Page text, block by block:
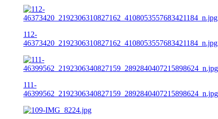
112-
46373420_2192306310827162_4108053557683421184_n.jpg
111-
46399562_2192306340827159_2892840407215898624_n.jpg